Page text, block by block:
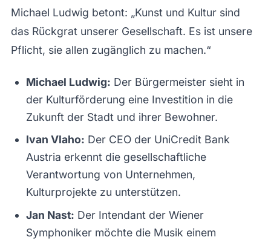
Michael Ludwig betont: „Kunst und Kultur sind
das Rückgrat unserer Gesellschaft. Es ist unsere
Pflicht, sie allen zugänglich zu machen.“
Michael Ludwig: Der Bürgermeister sieht in
der Kulturförderung eine Investition in die
Zukunft der Stadt und ihrer Bewohner.
Ivan Vlaho: Der CEO der UniCredit Bank
Austria erkennt die gesellschaftliche
Verantwortung von Unternehmen,
Kulturprojekte zu unterstützen.
Jan Nast: Der Intendant der Wiener
Symphoniker möchte die Musik einem